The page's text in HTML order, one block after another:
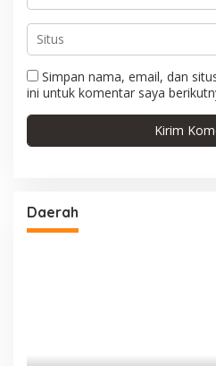
Simpan nama, email, dan
ini untuk komentar saya
Daerah